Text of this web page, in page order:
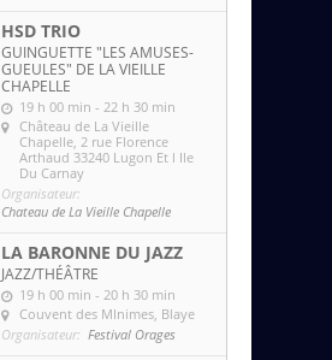
HSD TRIO
GUINGUETTE "LES AMUSES-
GUEULES" DE LA VIEILLE
CHAPELLE
19 h 00 min - 22 h 30 min
Château de La Vieille
Chapelle , 2 rue Florence
Arthaud 33240 Lugon Et l Ile
Du Carnay
Organisateur:
Chateau de La Vieille Chapelle
LA BARONNE DU JAZZ
JAZZ/THÉÂTRE
19 h 00 min - 20 h 30 min
Couvent des MInimes , Blaye
Organisateur: Festival Orages